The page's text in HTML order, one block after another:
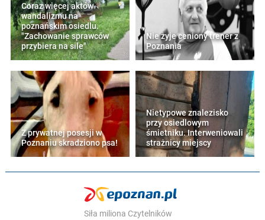
Coraz więcej aktów
wandalizmu na
poznańskim osiedlu.
"Zachowanie sprawców
przybiera na sile"
Nie żyje ceniony trener z
Poznania
Z prywatnej posesji w
Poznaniu skradziono psa!
Nietypowe znalezisko
przy osiedlowym
śmietniku. Interweniowali
strażnicy miejscy
Siła miliona Czytelników